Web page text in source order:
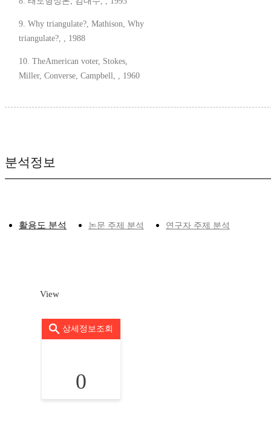
9. Why triangulate?, Mathison, Why
triangulate?, , 1988
10. TheAmerican voter, Stokes,
Miller, Converse, Campbell, , 1960
분석정보
활용도 분석 논문 주제 분석 연구자 주제 분석
View
상세정보조회
0